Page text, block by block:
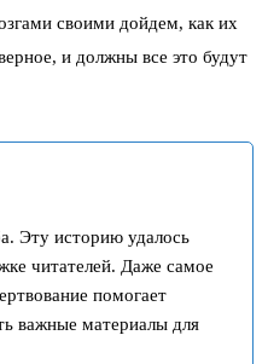
своими дойдем, как их
и должны все это будут
Эту историю удалось
читателей. Даже самое
помогает
важные материалы для